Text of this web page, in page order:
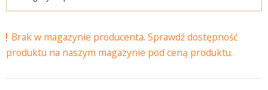
Brak w magazynie producenta. Sprawdź dostępność
produktu na naszym magazynie pod ceną produktu.